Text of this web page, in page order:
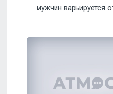
мужчин варьируется